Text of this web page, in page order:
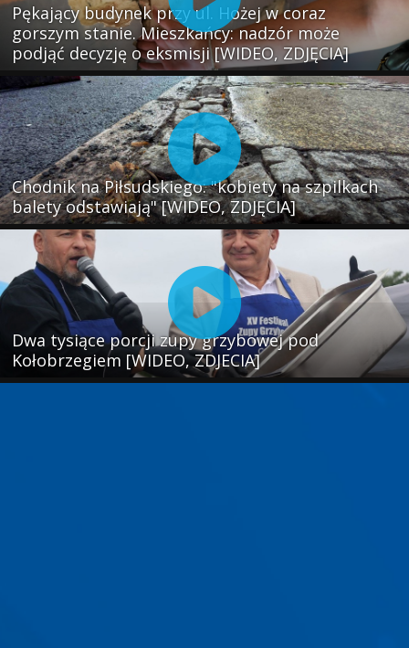
Pękający budynek przy ul. Hożej w coraz
gorszym stanie. Mieszkańcy: nadzór może
podjąć decyzję o eksmisji [WIDEO, ZDJĘCIA]
Chodnik na Piłsudskiego: "kobiety na szpilkach
balety odstawiają" [WIDEO, ZDJĘCIA]
Dwa tysiące porcji zupy grzybowej pod
Kołobrzegiem [WIDEO, ZDJECIA]